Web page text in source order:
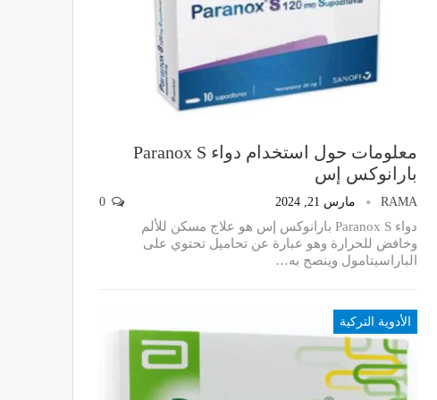
معلومات حول استخدام دواء Paranox S
بارانوكس إس
RAMA مارس 21, 2024
دواء Paranox S بارانوكس إس هو علاج مسكن للألم
وخافض للحرارة وهو عبارة عن تحاميل تحتوي على
الباراسيتامول وينصح به…
الأدوية التركية